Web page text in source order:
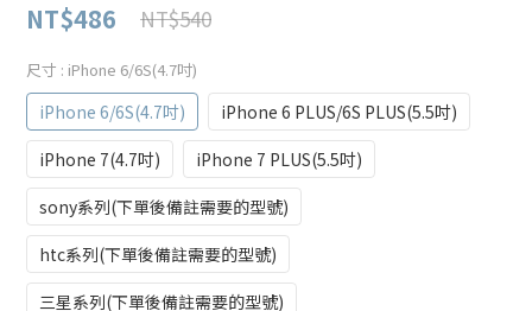
NT$486 NT$540
尺寸 : iPhone 6/6S(4.7吋)
iPhone 6/6S(4.7吋)
iPhone 6 PLUS/6S PLUS(5.5吋)
iPhone 7(4.7吋)
iPhone 7 PLUS(5.5吋)
sony系列(下單後備註需要的型號)
htc系列(下單後備註需要的型號)
三星系列(下單後備註需要的型號)